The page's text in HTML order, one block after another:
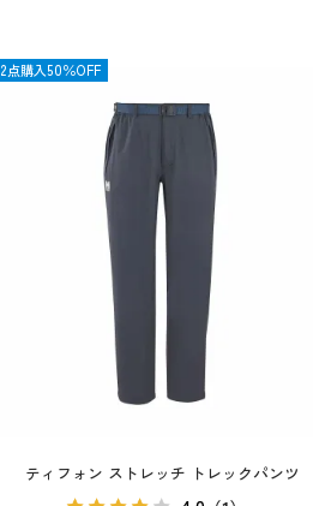
ティフォン ストレッチ トレックパンツ
OUTLET
2点購入50％OFF